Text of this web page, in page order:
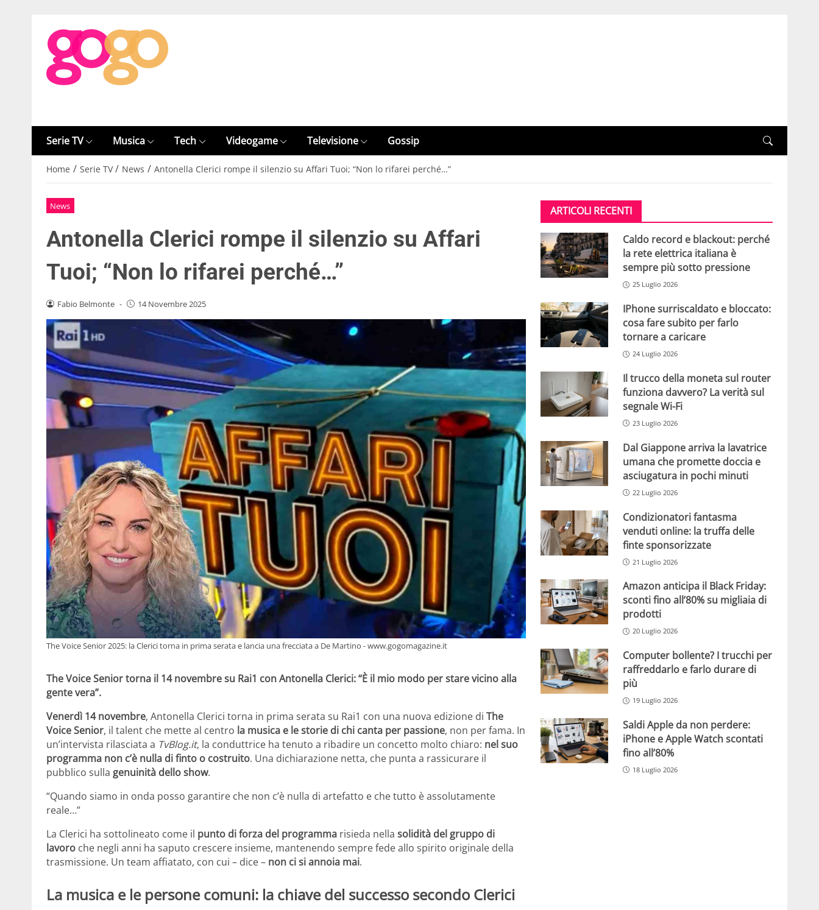
Serie TV Musica Tech Videogame Televisione Gossip
Home / Serie TV / News / Antonella Clerici rompe il silenzio su Affari Tuoi; “Non lo rifarei perché…”
News
Antonella Clerici rompe il silenzio su Affari
Tuoi; “Non lo rifarei perché…”
Fabio Belmonte - 14 Novembre 2025
The Voice Senior 2025: la Clerici torna in prima serata e lancia una frecciata a De Martino - www.gogomagazine.it
The Voice Senior torna il 14 novembre su Rai1 con Antonella Clerici: “È il mio modo per stare vicino alla
gente vera”.
Venerdì 14 novembre, Antonella Clerici torna in prima serata su Rai1 con una nuova edizione di The
Voice Senior, il talent che mette al centro la musica e le storie di chi canta per passione, non per fama. In
un’intervista rilasciata a TvBlog.it, la conduttrice ha tenuto a ribadire un concetto molto chiaro: nel suo
programma non c’è nulla di finto o costruito. Una dichiarazione netta, che punta a rassicurare il
pubblico sulla genuinità dello show.
“Quando siamo in onda posso garantire che non c’è nulla di artefatto e che tutto è assolutamente
reale…”
La Clerici ha sottolineato come il punto di forza del programma risieda nella solidità del gruppo di
lavoro che negli anni ha saputo crescere insieme, mantenendo sempre fede allo spirito originale della
trasmissione. Un team affiatato, con cui – dice – non ci si annoia mai.
La musica e le persone comuni: la chiave del successo secondo Clerici
ARTICOLI RECENTI
Caldo record e blackout: perché
la rete elettrica italiana è
sempre più sotto pressione
25 Luglio 2026
IPhone surriscaldato e bloccato:
cosa fare subito per farlo
tornare a caricare
24 Luglio 2026
Il trucco della moneta sul router
funziona davvero? La verità sul
segnale Wi-Fi
23 Luglio 2026
Dal Giappone arriva la lavatrice
umana che promette doccia e
asciugatura in pochi minuti
22 Luglio 2026
Condizionatori fantasma
venduti online: la truffa delle
finte sponsorizzate
21 Luglio 2026
Amazon anticipa il Black Friday:
sconti fino all’80% su migliaia di
prodotti
20 Luglio 2026
Computer bollente? I trucchi per
raffreddarlo e farlo durare di
più
19 Luglio 2026
Saldi Apple da non perdere:
iPhone e Apple Watch scontati
fino all’80%
18 Luglio 2026